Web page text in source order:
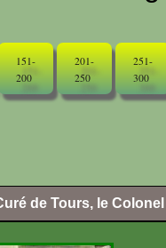
151-
200
201-
250
251-
300
de Tours, le